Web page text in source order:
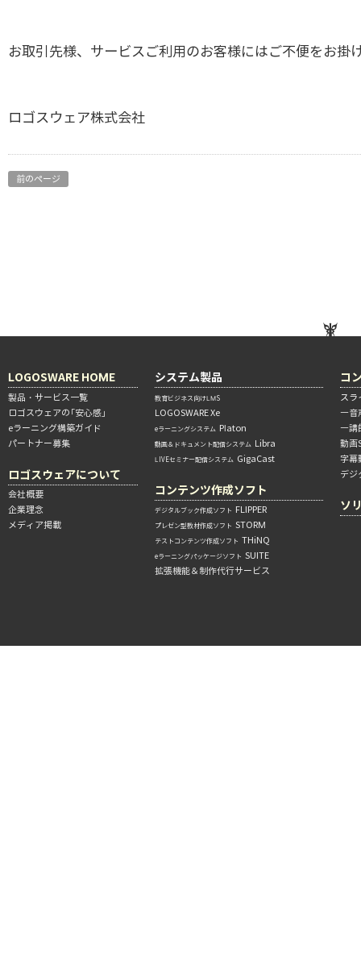
お取引先様、サービスご利用のお客様にはご不便をお
ロゴスウェア株式会社
前のページ
LOGOSWARE HOME
製品・サービス一覧
ロゴスウェアの「安心感」
eラーニング構築ガイド
パートナー募集
ロゴスウェアについて
会社概要
企業理念
メディア掲載
システム製品
教育ビジネス向けLMS
LOGOSWARE Xe
eラーニングシステム Platon
動画＆ドキュメント配信システム Libra
LIVEセミナー配信システム GigaCast
コンテンツ作成ソフト
デジタルブック作成ソフト FLIPPER
プレゼン型教材作成ソフト STORM
テストコンテンツ作成ソフト THiNQ
eラーニングパッケージソフト SUITE
拡張機能＆制作代行サービス
コ
ス
―音
―講
動画
字幕
デジ
ソ